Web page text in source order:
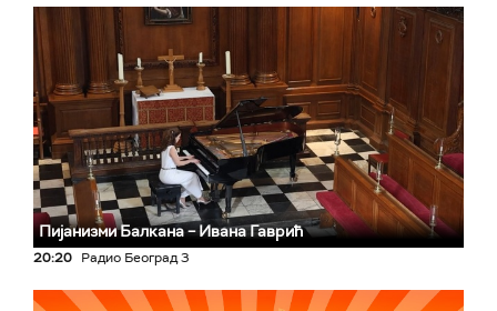
Пијанизми Балкана – Ивана Гаврић
20:20 Радио Београд 3